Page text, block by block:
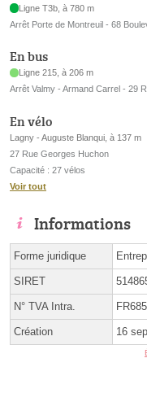
Ligne T3b, à 780 m
Arrêt Porte de Montreuil - 68
En bus
Ligne 215, à 206 m
Arrêt Valmy - Armand Carrel - 29
En vélo
Lagny - Auguste Blanqui, à 137 m
27 Rue Georges Huchon
Capacité : 27 vélos
Voir tout
Informations
Forme juridique
SIRET
N° TVA Intra.
Création 16